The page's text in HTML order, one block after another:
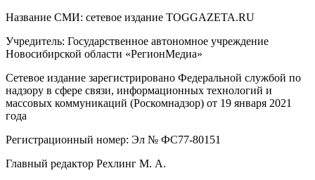
Название СМИ: cетевое издание TOGGAZETA.RU
Учредитель: Государственное автономное учреждение
Новосибирской области «РегионМедиа»
Сетевое издание зарегистрировано Федеральной службой по
надзору в сфере связи, информационных технологий и
массовых коммуникаций (Роскомнадзор) от 19 января 2021
года
Регистрационный номер: Эл № ФС77-80151
Главный редактор Рехлинг М. А.